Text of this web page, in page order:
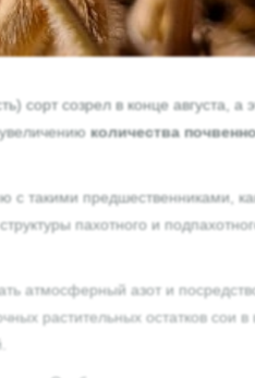
созрел в конце августа, а
количества
такими предшественниками,
пахотного и
атмосферный азот и
растительных остатков сои